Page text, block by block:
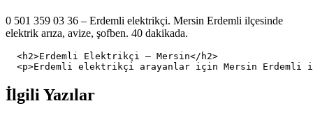
0 501 359 03 36 – Erdemli elektrikçi. Mersin Erdemli ilçesinde
elektrik arıza, avize, şofben. 40 dakikada.
  <h2>Erdemli Elektrikçi – Mersin</h2>
İlgili Yazılar